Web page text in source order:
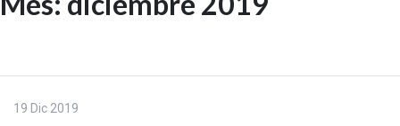
Skip
19 Dic 2019